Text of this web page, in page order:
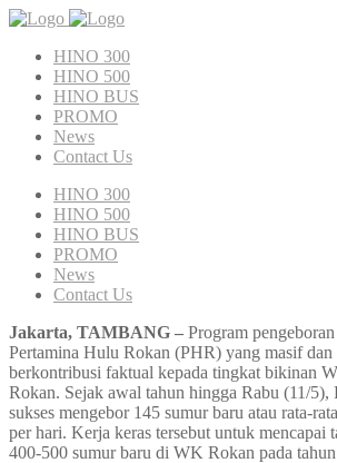
HINO 300
HINO 500
HINO BUS
PROMO
News
Contact Us
HINO 300
HINO 500
HINO BUS
PROMO
News
Contact Us
Jakarta, TAMBANG – Program
Pertamina Hulu Rokan (PHR) yang masif dan
berkontribusi faktual kepada tingkat bikinan
Rokan. Sejak awal tahun hingga Rabu (11/
sukses mengebor 145 sumur baru atau rata-
per hari. Kerja keras tersebut untuk mencapai
400-500 sumur baru di WK Rokan pada